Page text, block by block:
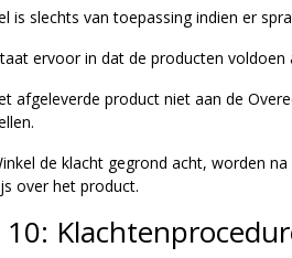
is slechts van toepassing indien er
ervoor in dat de producten voldoen
afgeleverde product niet aan de
de klacht gegrond acht, worden
over het product.